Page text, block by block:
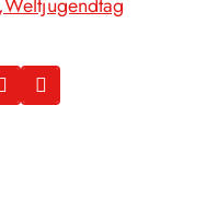
Weltjugendtag